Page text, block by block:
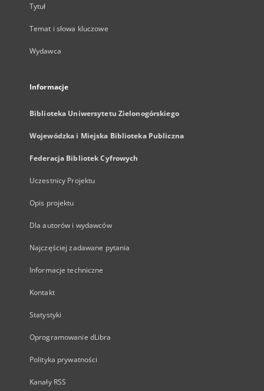
Tytuł
Temat i słowa kluczowe
Wydawca
Informacje
Biblioteka Uniwersytetu Zielonogórskiego
Wojewódzka i Miejska Biblioteka Publiczna
Federacja Bibliotek Cyfrowych
Uczestnicy Projektu
Opis projektu
Dla autorów i wydawców
Najczęściej zadawane pytania
Informacje techniczne
Kontakt
Statystyki
Oprogramowanie dLibra
Polityka prywatności
Kanały RSS